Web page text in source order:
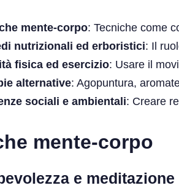
mente-corpo: Tecniche come
nutrizionali ed erboristici: Il
fisica ed esercizio: Usare il
alternative: Agopuntura,
sociali e ambientali: Creare
mente-corpo
e meditazione